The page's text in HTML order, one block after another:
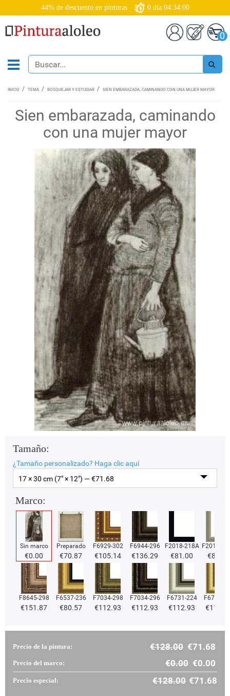
44% de descuento en pinturas 0 día 04:33:59
0
INICIO TEMA BOSQUEJAR Y ESTUDIAR SIEN EMBARAZADA, CAMINANDO CON UNA MUJER MAYOR
Sien embarazada, caminando
con una mujer mayor
Tamaño:
¿Tamaño personalizado? Haga clic aquí
17 × 30 cm (7" × 12") — €71.68
Marco:
Sin marco
€0.00
Preparado
€70.87
F6929-302
€105.14
F6944-296
€136.29
F2018-218A
€81.00
F2018-
€81.00
F8645-298
€151.87
F6537-236
€80.57
F7034-298
€112.93
F7034-296
€112.93
F6731-224
€112.93
F6731-
€
Precio de la pintura: €128.00 €71.68
Precio del marco: €0.00 €0.00
Precio especial: €128.00 €71.68